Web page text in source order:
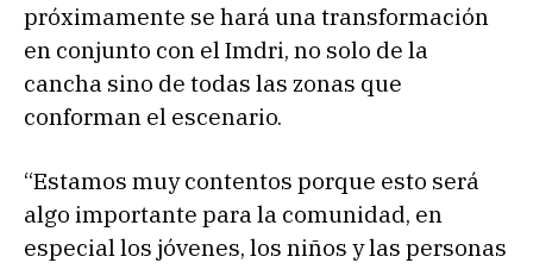
próximamente se hará una transformación
en conjunto con el Imdri, no solo de la
cancha sino de todas las zonas que
conforman el escenario.
“Estamos muy contentos porque esto será
algo importante para la comunidad, en
especial los jóvenes, los niños y las personas